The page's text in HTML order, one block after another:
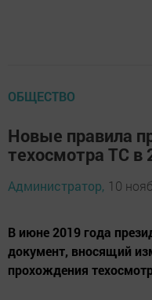
ОБЩЕСТВО
Новые правила
техосмотра ТС в
Администратор, 10
В июне 2019 года
документ, вносящий
прохождения